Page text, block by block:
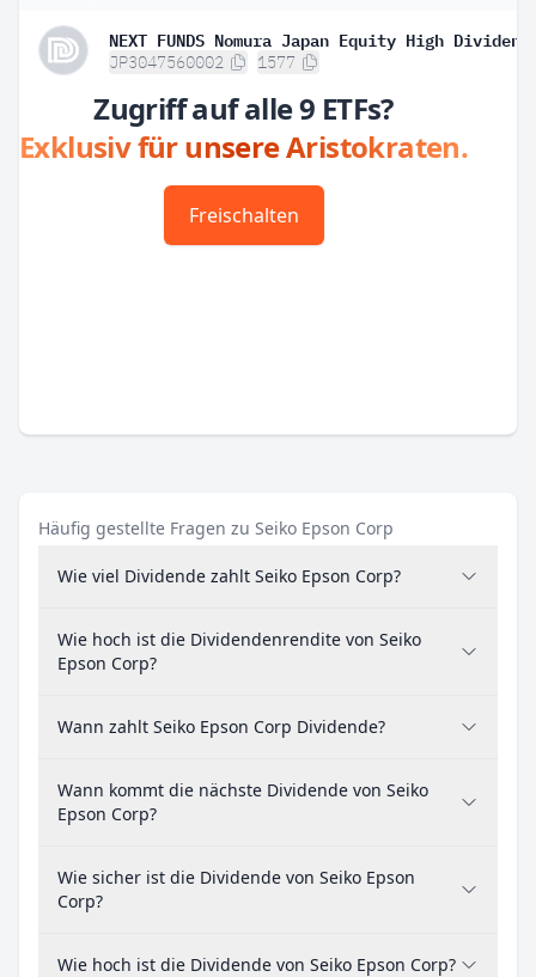
JP3047560002 1577
Zugriff auf alle 9 ETFs?
Exklusiv für unsere Aristokraten.
Freischalten
Häufig gestellte Fragen zu Seiko Epson Corp
Wie viel Dividende zahlt Seiko Epson Corp?
Wie hoch ist die Dividendenrendite von Seiko
Epson Corp?
Wann zahlt Seiko Epson Corp Dividende?
Wann kommt die nächste Dividende von Seiko
Epson Corp?
Wie sicher ist die Dividende von Seiko Epson
Corp?
Wie hoch ist die Dividende von Seiko Epson Corp?